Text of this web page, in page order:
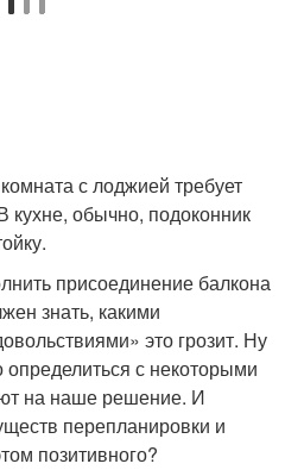
с лоджией требует
кухне, обычно, подоконник
присоединение балкона
знать, какими
это грозит. Ну
с некоторыми
на наше решение. И
перепланировки и
позитивного?